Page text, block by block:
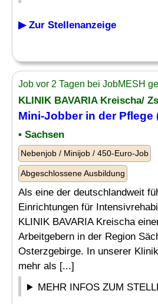
▶ Zur Stellenanzeige
Job vor 2 Tagen bei JobMESH
KLINIK BAVARIA Kreischa/
Mini-Jobberin der Pflege
• Sachsen
Nebenjob / Minijob / 450-Euro-Job
Abgeschlossene Ausbildung
Als eine der deutschlandweit
Einrichtungen für
KLINIK BAVARIA Kreischa
Arbeitgebern in der Region
Osterzgebirge. In unserer
mehr als [...]
MEHR INFOS ZUM